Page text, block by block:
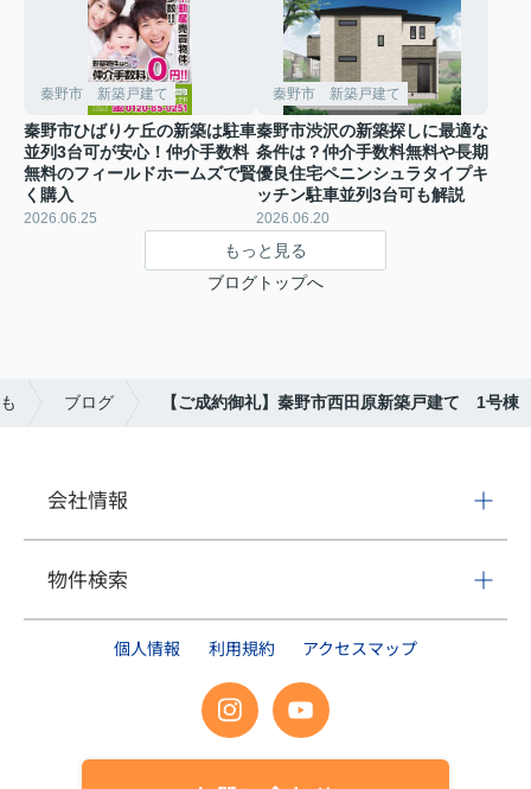
秦野市 新築戸建て
秦野市ひばりケ丘の新築は駐車
並列3台可が安心！仲介手数料
無料のフィールドホームズで賢
く購入
2026.06.25
秦野市 新築戸建て
秦野市渋沢の新築探しに最適な
条件は？仲介手数料無料や長期
優良住宅ペニンシュラタイプキ
ッチン駐車並列3台可も解説
2026.06.20
もっと見る
ブログトップへ
ブログ 【ご成約御礼】秦野市西田原新築戸建て 1号棟
会社情報
物件検索
個人情報 利用規約 アクセスマップ